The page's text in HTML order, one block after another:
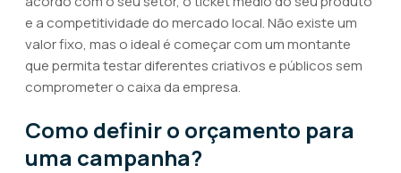
e a competitividade do mercado local. Não existe um
valor fixo, mas o ideal é começar com um montante
que permita testar diferentes criativos e públicos sem
comprometer o caixa da empresa.
Como definir o orçamento para
uma campanha?